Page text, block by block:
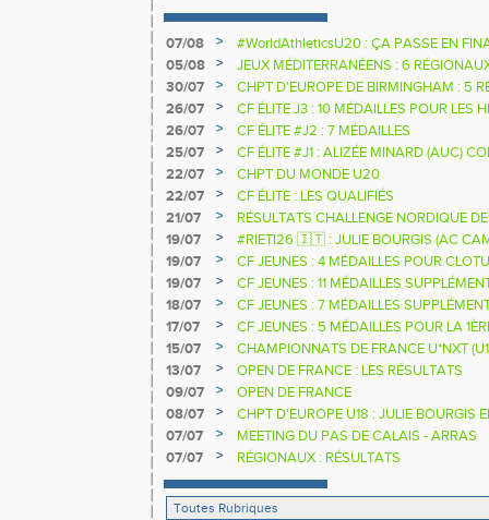
07/08 >
#WorldAthleticsU20 : ÇA PASSE EN
SAUTEURS
05/08 >
JEUX MÉDITERRANÉENS : 6
30/07
>
CHPT D'EUROPE DE BIRMINGHAM : 5
26/07
>
CF ÉLITE J3 : 10 MÉDAILLES POUR LES
26/07
>
CF ÉLITE #J2 : 7 MÉDAILLES
25/07
>
CF ÉLITE #J1 : ALIZÉE MINARD (AUC)
NATIONALE
22/07 >
CHPT DU MONDE U20
22/07
>
CF ÉLITE : LES QUALIFIÉS
21/07
>
RÉSULTATS CHALLENGE NORDIQUE
2025 2026
19/07 >
#RIETI26 🇮🇹 : JULIE BOURGIS (AC
D'EUROPE U18 DE LA PERCHE
19/07 >
CF JEUNES : 4 MÉDAILLES POUR
19/07
>
CF JEUNES : 11 MÉDAILLES
18/07
>
CF JEUNES : 7 MÉDAILLES
17/07
>
CF JEUNES : 5 MÉDAILLES POUR LA
15/07
>
CHAMPIONNATS DE FRANCE U*NXT
13/07
>
OPEN DE FRANCE : LES RÉSULTATS
09/07
>
OPEN DE FRANCE
08/07
>
CHPT D'EUROPE U18 : JULIE BOURGIS
07/07
>
MEETING DU PAS DE CALAIS - ARRAS
07/07
> RÉGIONAUX : RÉSULTATS